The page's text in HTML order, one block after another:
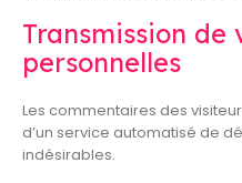
Transmission de
personnelles
Les commentaires des
d’un service automatisé de
indésirables.